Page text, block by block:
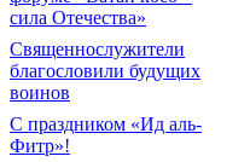
сила Отечества»
Священнослужители
благословили будущих
воинов
С праздником «Ид аль-
Фитр»!